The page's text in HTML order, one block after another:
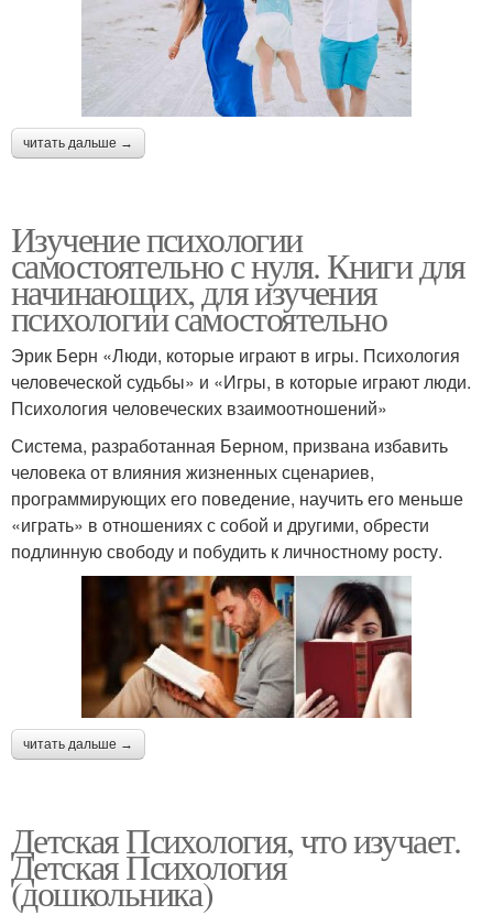
читать дальше →
Изучение психологии
самостоятельно с нуля. Книги для
начинающих, для изучения
психологии самостоятельно
Эрик Берн «Люди, которые играют в игры. Психология
человеческой судьбы» и «Игры, в которые играют люди.
Психология человеческих взаимоотношений»
Система, разработанная Берном, призвана избавить
человека от влияния жизненных сценариев,
программирующих его поведение, научить его меньше
«играть» в отношениях с собой и другими, обрести
подлинную свободу и побудить к личностному росту.
читать дальше →
Детская Психология, что изучает.
Детская Психология
(дошкольника)